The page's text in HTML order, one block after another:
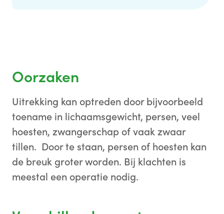
Oorzaken
Uitrekking kan optreden door bijvoorbeeld
toename in lichaamsgewicht, persen, veel
hoesten, zwangerschap of vaak zwaar
tillen. Door te staan, persen of hoesten kan
de breuk groter worden. Bij klachten is
meestal een operatie nodig.